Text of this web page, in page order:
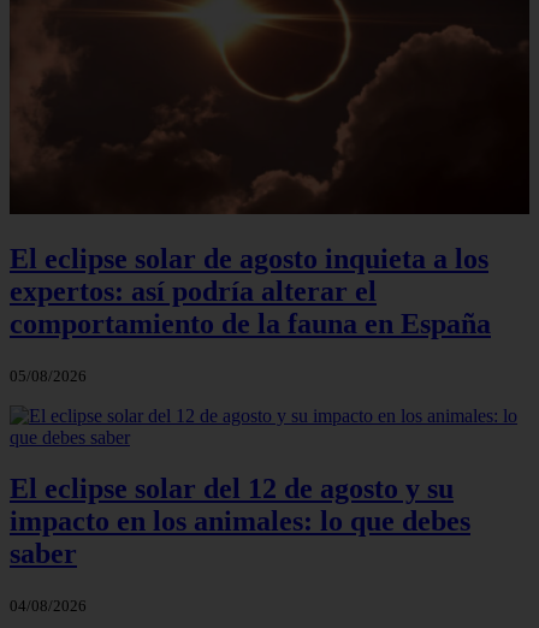
El eclipse solar de agosto inquieta a los
expertos: así podría alterar el
comportamiento de la fauna en España
05/08/2026
El eclipse solar del 12 de agosto y su
impacto en los animales: lo que debes
saber
04/08/2026